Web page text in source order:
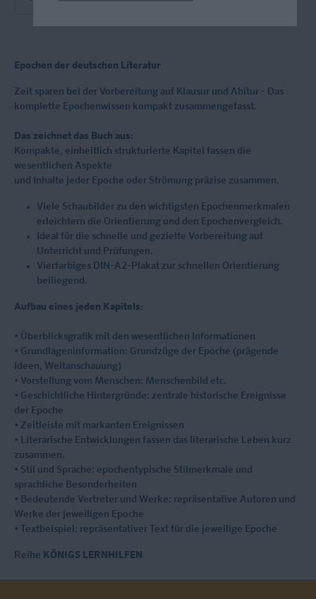
Epochen der deutschen Literatur
Zeit sparen bei der Vorbereitung auf Klausur und Abitur - Das
komplette Epochenwissen kompakt zusammengefasst.
Das zeichnet das Buch aus:
Kompakte, einheitlich strukturierte Kapitel fassen die
wesentlichen Aspekte
und Inhalte jeder Epoche oder Strömung präzise zusammen.
Viele Schaubilder zu den wichtigsten Epochenmerkmalen
erleichtern die Orientierung und den Epochenvergleich.
Ideal für die schnelle und gezielte Vorbereitung auf
Unterricht und Prüfungen.
Vierfarbiges DIN-A2-Plakat zur schnellen Orientierung
beiliegend.
Aufbau eines jeden Kapitels:
• Überblicksgrafik mit den wesentlichen Informationen
• Grundlageninformation: Grundzüge der Epoche (prägende
Ideen, Weltanschauung)
• Vorstellung vom Menschen: Menschenbild etc.
• Geschichtliche Hintergründe: zentrale historische Ereignisse
der Epoche
• Zeitleiste mit markanten Ereignissen
• Literarische Entwicklungen fassen das literarische Leben kurz
zusammen.
• Stil und Sprache: epochentypische Stilmerkmale und
sprachliche Besonderheiten
• Bedeutende Vertreter und Werke: repräsentative Autoren und
Werke der jeweiligen Epoche
• Textbeispiel: repräsentativer Text für die jeweilige Epoche
Reihe KÖNIGS LERNHILFEN